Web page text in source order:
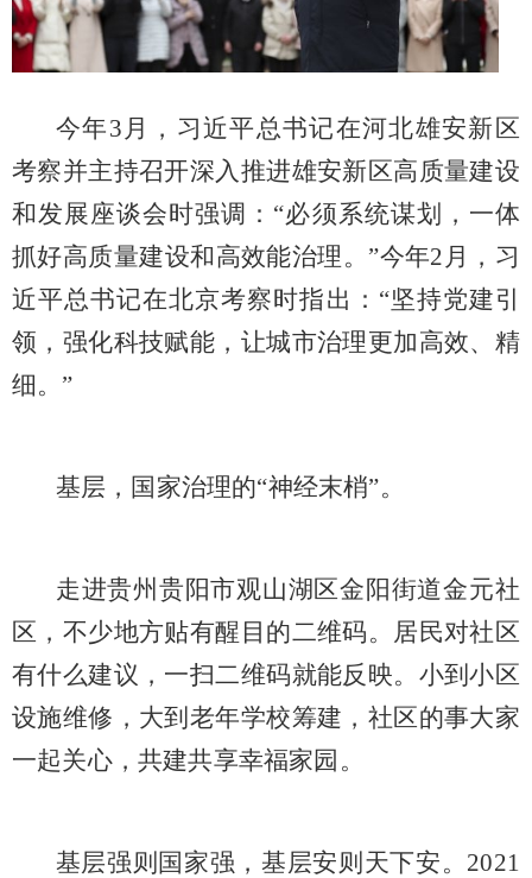
今年3月，习近平总书记在河北雄安新区
考察并主持召开深入推进雄安新区高质量建设
和发展座谈会时强调：“必须系统谋划，一体
抓好高质量建设和高效能治理。”今年2月，习
近平总书记在北京考察时指出：“坚持党建引
领，强化科技赋能，让城市治理更加高效、精
细。”
基层，国家治理的“神经末梢”。
走进贵州贵阳市观山湖区金阳街道金元社
区，不少地方贴有醒目的二维码。居民对社区
有什么建议，一扫二维码就能反映。小到小区
设施维修，大到老年学校筹建，社区的事大家
一起关心，共建共享幸福家园。
基层强则国家强，基层安则天下安。 2021